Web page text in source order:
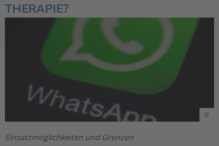
THERAPIE?
©
Einsatzmöglichkeiten und Grenzen